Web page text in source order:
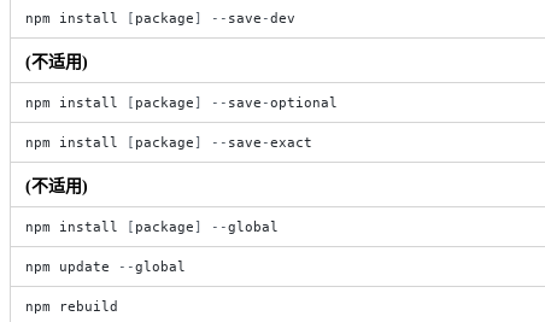
npm install [ package] - - save -dev
(不适用)
npm install [ package] - - save -optional
npm install [ package] - - save -exact
(不适用)
npm install [ package] - -global
npm update - -global
npm rebuild